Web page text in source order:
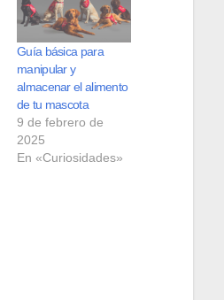
Guía básica para
manipular y
almacenar el alimento
de tu mascota
9 de febrero de
2025
En «Curiosidades»